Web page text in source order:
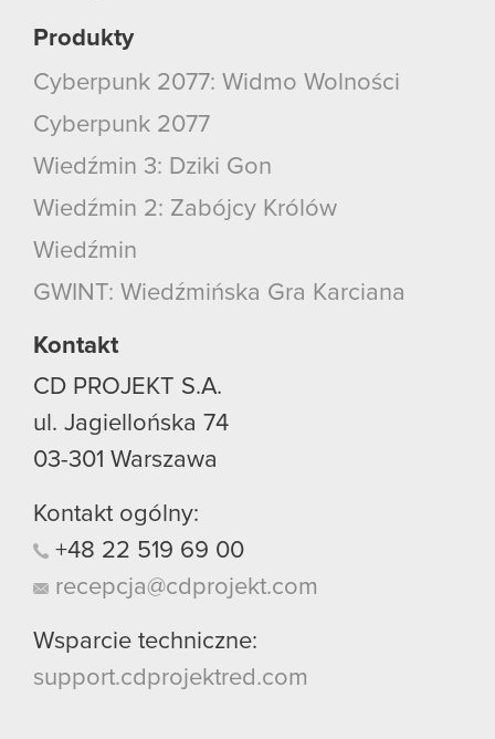
Produkty
Cyberpunk 2077: Widmo Wolności
Cyberpunk 2077
Wiedźmin 3: Dziki Gon
Wiedźmin 2: Zabójcy Królów
Wiedźmin
GWINT: Wiedźmińska Gra Karciana
Kontakt
CD PROJEKT S.A.
ul. Jagiellońska 74
03-301 Warszawa
Kontakt ogólny:
+48 22 519 69 00
recepcja@cdprojekt.com
Wsparcie techniczne:
support.cdprojektred.com